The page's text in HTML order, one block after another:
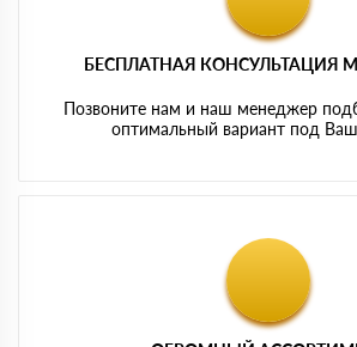
БЕСПЛАТНАЯ КОНСУЛЬТАЦИЯ
Позвоните нам и наш менеджер
оптимальный вариант под